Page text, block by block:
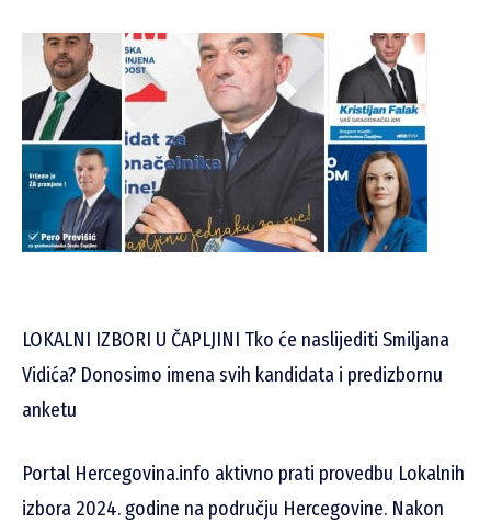
LOKALNI IZBORI U ČAPLJINI Tko će naslijediti Smiljana
Vidića? Donosimo imena svih kandidata i predizbornu
anketu
Portal Hercegovina.info aktivno prati provedbu Lokalnih
izbora 2024. godine na području Hercegovine. Nakon